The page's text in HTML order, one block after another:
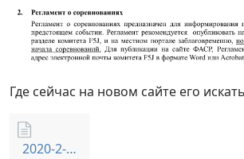
Где сейчас на новом сайте его
2020-2-27_10-37-35_Методика проведения соревновании F5J 2020.zip